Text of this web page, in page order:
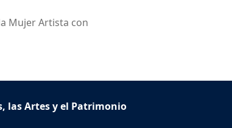
Mujer Artista con
las Artes y el Patrimonio